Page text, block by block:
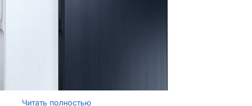
Читать полностью